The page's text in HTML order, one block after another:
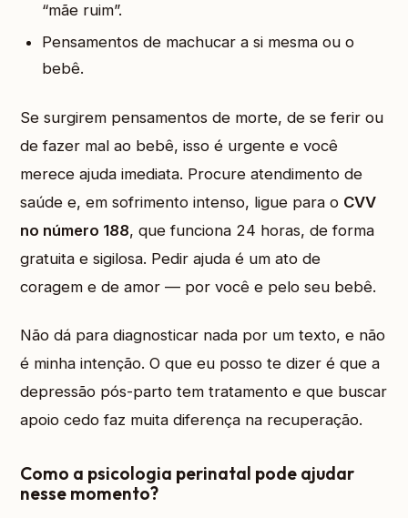
“mãe ruim”.
Pensamentos de machucar a si mesma ou o
bebê.
Se surgirem pensamentos de morte, de se ferir ou
de fazer mal ao bebê, isso é urgente e você
merece ajuda imediata. Procure atendimento de
saúde e, em sofrimento intenso, ligue para o CVV
no número 188, que funciona 24 horas, de forma
gratuita e sigilosa. Pedir ajuda é um ato de
coragem e de amor — por você e pelo seu bebê.
Não dá para diagnosticar nada por um texto, e não
é minha intenção. O que eu posso te dizer é que a
depressão pós-parto tem tratamento e que buscar
apoio cedo faz muita diferença na recuperação.
Como a psicologia perinatal pode ajudar
nesse momento?